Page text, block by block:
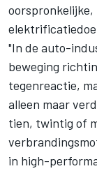
"In de auto-
beweging
tegenreactie,
alleen maar
tien, twintig of
in high-